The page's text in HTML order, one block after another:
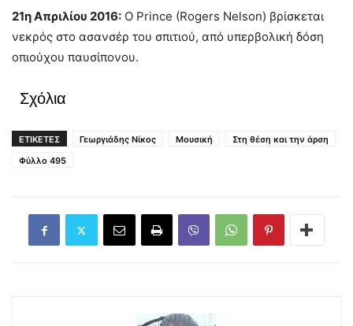
21η Απριλίου 2016: Ο Prince (Rogers Nelson) βρίσκεται
νεκρός στο ασανσέρ του σπιτιού, από υπερβολική δόση
οπιούχου παυσίπονου.
Σχόλια
ΕΤΙΚΕΤΕΣ Γεωργιάδης Νίκος Μουσική
Στη θέση και την άρση
Φύλλο 495